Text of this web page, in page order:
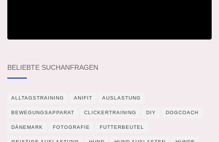
BELIEBTE SUCHANFRAGEN
ALLTAGSTRAINING ANIFIT AUSLASTUNG
BEWEGUNGSAPPARAT CLICKERTRAINING DIY DOGCOACH
DÄNEMARK FOTOGRAFIE FUTTERBEUTEL